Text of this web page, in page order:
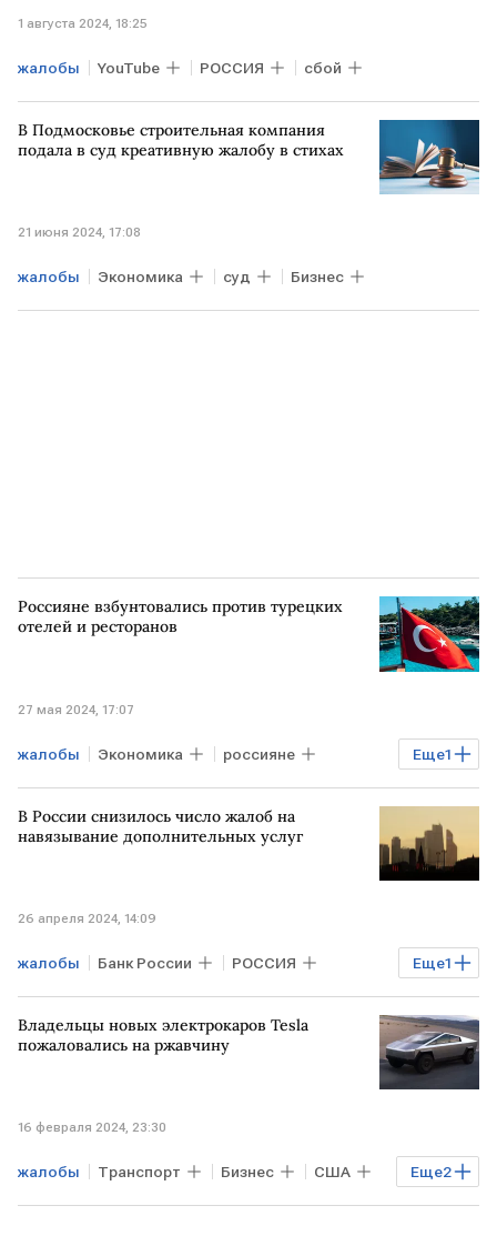
1 августа 2024, 18:25
жалобы YouTube РОССИЯ сбой
В Подмосковье строительная компания
подала в суд креативную жалобу в стихах
21 июня 2024, 17:08
жалобы Экономика суд Бизнес
Россияне взбунтовались против турецких
отелей и ресторанов
27 мая 2024, 17:07
Еще1
жалобы Экономика россияне
ТУРЦИЯ
В России снизилось число жалоб на
навязывание дополнительных услуг
26 апреля 2024, 14:09
Еще1
жалобы Банк России РОССИЯ
мисселинг
Владельцы новых электрокаров Tesla
пожаловались на ржавчину
16 февраля 2024, 23:30
Еще2
жалобы Транспорт Бизнес США
Tesla ржавчина